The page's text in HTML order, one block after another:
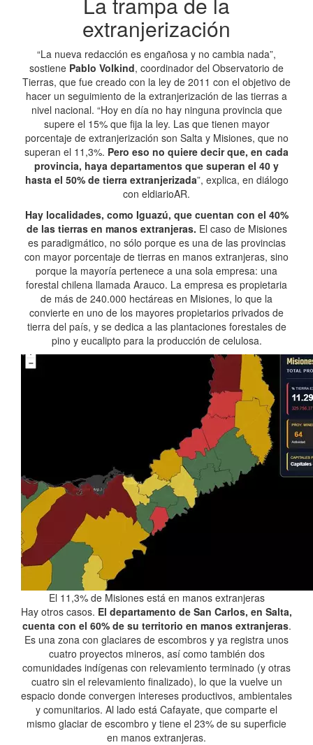
extranjerización
“La nueva redacción es engañosa y no cambia nada”,
sostiene Pablo Volkind, coordinador del Observatorio de
Tierras, que fue creado con la ley de 2011 con el objetivo de
hacer un seguimiento de la extranjerización de las tierras a
nivel nacional. “Hoy en día no hay ninguna provincia que
supere el 15% que fija la ley. Las que tienen mayor
porcentaje de extranjerización son Salta y Misiones, que no
superan el 11,3%. Pero eso no quiere decir que, en cada
provincia, haya departamentos que superan el 40 y
hasta el 50% de tierra extranjerizada”, explica, en diálogo
con eldiarioAR.
Hay localidades, como Iguazú, que cuentan con el 40%
de las tierras en manos extranjeras. El caso de Misiones
es paradigmático, no sólo porque es una de las provincias
con mayor porcentaje de tierras en manos extranjeras, sino
porque la mayoría pertenece a una sola empresa: una
forestal chilena llamada Arauco. La empresa es propietaria
de más de 240.000 hectáreas en Misiones, lo que la
convierte en uno de los mayores propietarios privados de
tierra del país, y se dedica a las plantaciones forestales de
pino y eucalipto para la producción de celulosa.
El 11,3% de Misiones está en manos extranjeras
Hay otros casos. El departamento de San Carlos, en Salta,
cuenta con el 60% de su territorio en manos extranjeras.
Es una zona con glaciares de escombros y ya registra unos
cuatro proyectos mineros, así como también dos
comunidades indígenas con relevamiento terminado (y otras
cuatro sin el relevamiento finalizado), lo que la vuelve un
espacio donde convergen intereses productivos, ambientales
y comunitarios. Al lado está Cafayate, que comparte el
mismo glaciar de escombro y tiene el 23% de su superficie
en manos extranjeras.